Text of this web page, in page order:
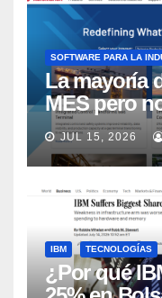
SOFTWARE PARA LA
La mayoría
MES pero
Automation
JUL 15, 2026
IBM TECNOLOGÍAS
¿Por qué